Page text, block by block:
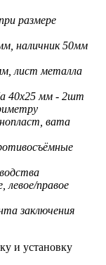
размере
наличник 50мм
лист металла
40х25 мм - 2шт
вата
левое/правое
заключения
и установку